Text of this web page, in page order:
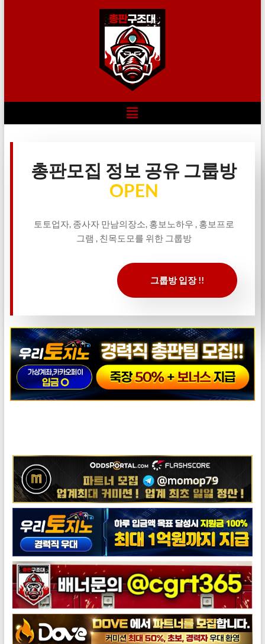
총판모집 정보 공유 그룹방
OPEN
토토업자, 종사자 만남의장소, 홍보노하우 , 홍보프로
그램 , 친목도모를 위한 그룹방
그룹방 입장 !!